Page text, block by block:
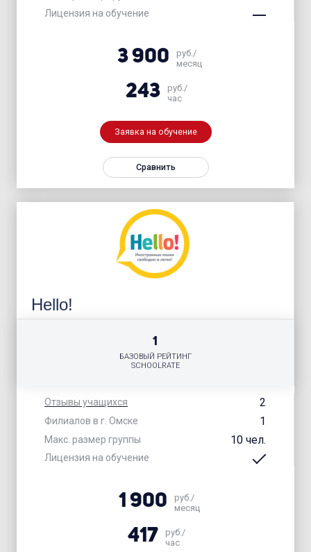
Лицензия на обучение
3 900
руб./
месяц
243
руб./
час
Заявка на обучение
Сравнить
Hello!
Отзывы учащихся 2
Филиалов в г. Омске 1
Макс. размер группы 10 чел.
Лицензия на обучение
1
БАЗОВЫЙ РЕЙТИНГ
SCHOOLRATE
1 900
руб./
месяц
417
руб./
час